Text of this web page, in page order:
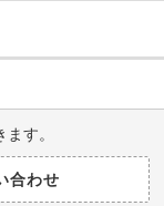
す。